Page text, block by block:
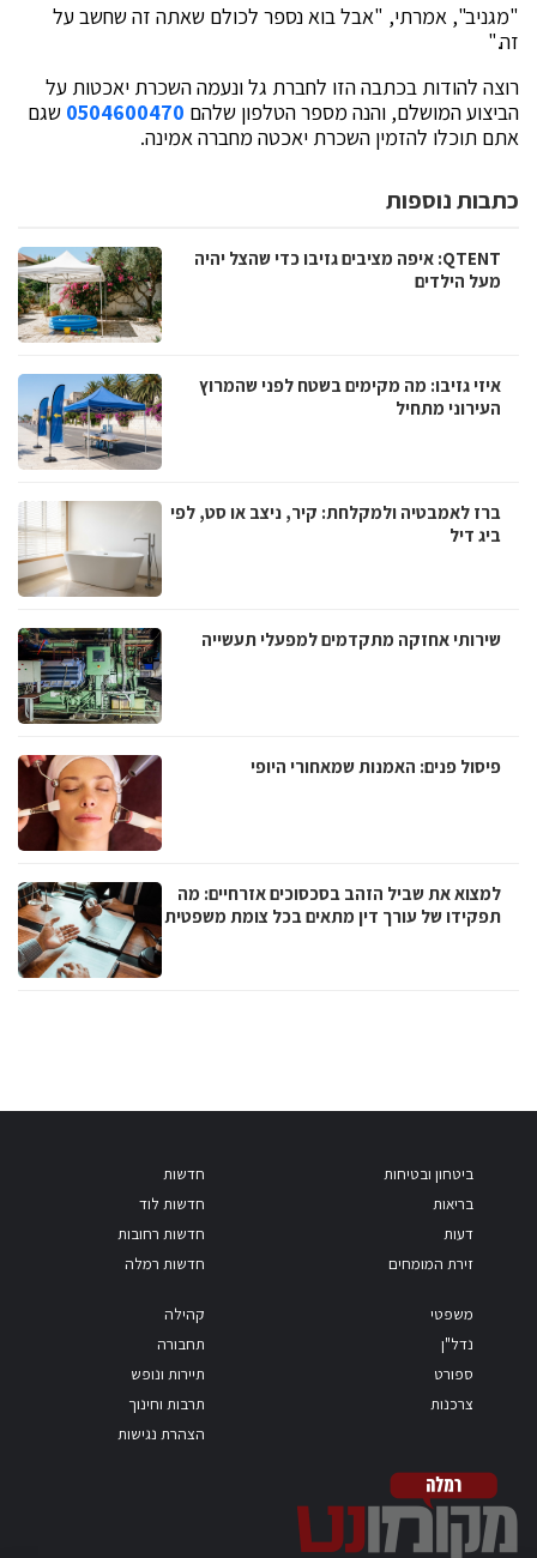
"מגניב", אמרתי, "אבל בוא נספר לכולם שאתה זה שחשב על
זה."
רוצה להודות בכתבה הזו לחברת גל ונעמה השכרת יאכטות על
הביצוע המושלם, והנה מספר הטלפון שלהם 0504600470 שגם
אתם תוכלו להזמין השכרת יאכטה מחברה אמינה.
כתבות נוספות
QTENT: איפה מציבים גזיבו כדי שהצל יהיה
מעל הילדים
איזי גזיבו: מה מקימים בשטח לפני שהמרוץ
העירוני מתחיל
ברז לאמבטיה ולמקלחת: קיר, ניצב או סט, לפי
ביג דיל
שירותי אחזקה מתקדמים למפעלי תעשייה
פיסול פנים: האמנות שמאחורי היופי
למצוא את שביל הזהב בסכסוכים אזרחיים: מה
תפקידו של עורך דין מתאים בכל צומת משפטית
ביטחון ובטיחות
בריאות
דעות
זירת המומחים
חדשות
חדשות לוד
חדשות רחובות
חדשות רמלה
משפטי
נדל"ן
ספורט
צרכנות
קהילה
תחבורה
תיירות ונופש
תרבות וחינוך
הצהרת נגישות